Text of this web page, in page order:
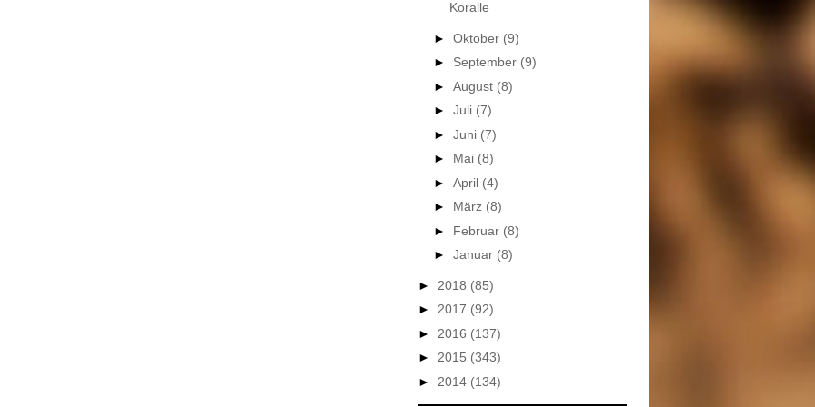
Koralle
► Oktober (9)
► September (9)
► August (8)
► Juli (7)
► Juni (7)
► Mai (8)
► April (4)
► März (8)
► Februar (8)
► Januar (8)
► 2018 (85)
► 2017 (92)
► 2016 (137)
► 2015 (343)
► 2014 (134)